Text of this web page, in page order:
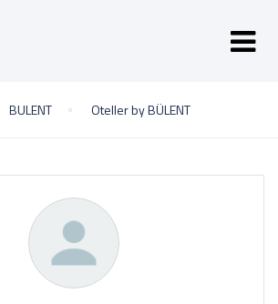
BULENT Oteller by BÜLENT